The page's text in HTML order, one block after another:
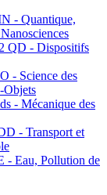
- Quantique,
QD - Dispositifs
- Science des
Objets
- Mécanique des
- Transport et
- Eau, Pollution de